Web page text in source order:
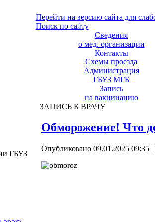
Перейти на версию сайта для
Поиск по сайту
Сведения
о мед. организации
Контакты
Схемы проезда
Администрация
ГБУЗ МГБ
Запись
на вакцинацию
ЗАПИСЬ К ВРАЧУ
ГБУЗ
Обморожение! Что
Опубликовано 09.01.2025 09:35 |